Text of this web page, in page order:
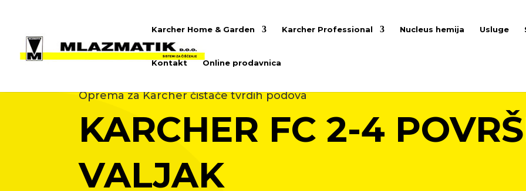
Karcher Home & Garden Karcher Professional Nucleus hemija Usluge
Kontakt Online prodavnica
Oprema za Karcher čistače tvrdih podova
KARCHER FC 2-4
VALJAK